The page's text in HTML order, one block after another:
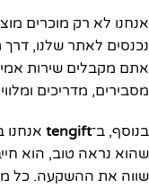
אנחנו לא רק מוכרים
נכנסים לאתר שלנו,
אתם מקבלים שירות
מסבירים, מדריכים
בנוסף, ב־tengift
שהוא נראה טוב, הוא
שווה את ההשקעה. כל